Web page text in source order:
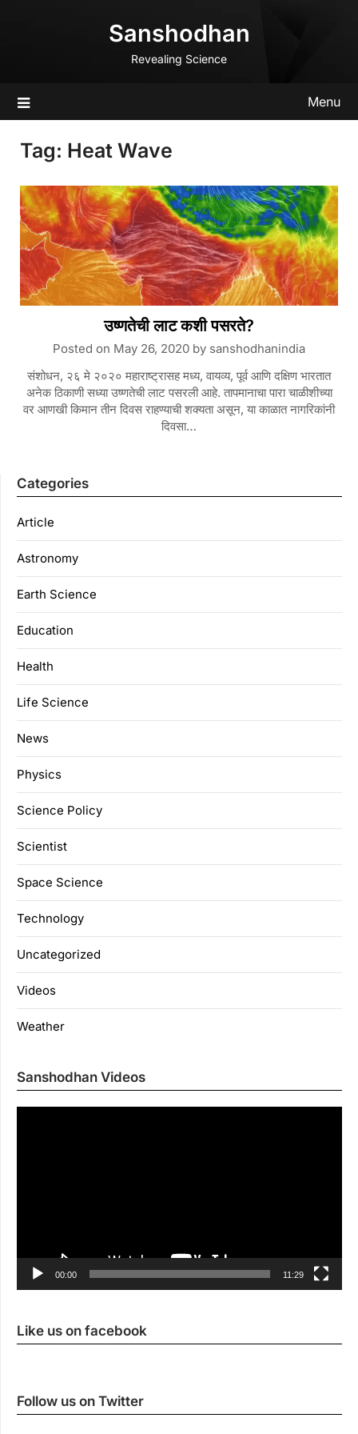
Sanshodhan
Revealing Science
Menu
Tag: Heat Wave
उष्णतेची लाट कशी पसरते?
Posted on May 26, 2020 by sanshodhanindia
संशोधन, २६ मे २०२० महाराष्ट्रासह मध्य, वायव्य, पूर्व आणि दक्षिण भारतात
अनेक ठिकाणी सध्या उष्णतेची लाट पसरली आहे. तापमानाचा पारा चाळीशीच्या
वर आणखी किमान तीन दिवस राहण्याची शक्यता असून, या काळात नागरिकांनी
दिवसा…
Categories
Article
Astronomy
Earth Science
Education
Health
Life Science
News
Physics
Science Policy
Scientist
Space Science
Technology
Uncategorized
Videos
Weather
Sanshodhan Videos
00:00 11:29
Like us on facebook
Follow us on Twitter